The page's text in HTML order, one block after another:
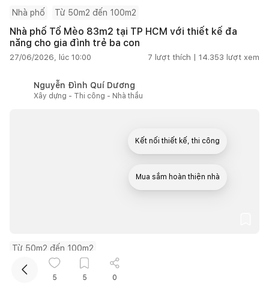
Nhà phố Từ 50m2 đến 100m2
Nhà phố Tổ Mèo 83m2 tại TP HCM với thiết kế đa
năng cho gia đình trẻ ba con
27/06/2026, lúc 10:00 7 lượt thích | 14.353 lượt xem
Nguyễn Đình Quí Dương
Xây dựng - Thi công - Nhà thầu
Từ 50m2 đến 100m2
Cải tạo nhà ống thành văn phòng 80m2, Lee&Tee
Office giữ lại ký ức phố thị trong không gian thủ công
5 5 0
Kết nối thiết kế, thi công
Mua sắm hoàn thiện nhà